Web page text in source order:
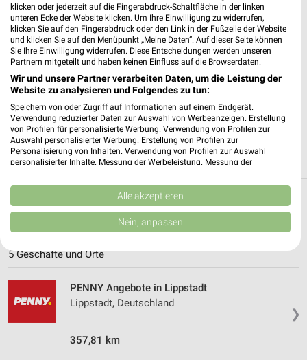
✔Standortgenaue Angebote
✔Folge deinem Lieblingshändler
✔Push-Benachrichtigungen bei neuen Prospekten
Einkaufsliste - Einkauf stressfrei planen
JETZT LADEN UND SPAREN!
Weitere PENNY Geschäfte mit Angeboten in
und um Wadersloh
5 Geschäfte und Orte
❯
PENNY Angebote in Lippstadt
Lippstadt, Deutschland
357,81 km
klicken oder jederzeit auf die Fingerabdruck-Schaltfläche in der linken
unteren Ecke der Website klicken. Um Ihre Einwilligung zu widerrufen,
klicken Sie auf den Fingerabdruck oder den Link in der Fußzeile der Website
und klicken Sie auf den Menüpunkt „Meine Daten“. Auf dieser Seite können
Sie Ihre Einwilligung widerrufen. Diese Entscheidungen werden unseren
Partnern mitgeteilt und haben keinen Einfluss auf die Browserdaten.
Wir und unsere Partner verarbeiten Daten, um die Leistung der
Website zu analysieren und Folgendes zu tun:
Speichern von oder Zugriff auf Informationen auf einem Endgerät.
Verwendung reduzierter Daten zur Auswahl von Werbeanzeigen. Erstellung
von Profilen für personalisierte Werbung. Verwendung von Profilen zur
Auswahl personalisierter Werbung. Erstellung von Profilen zur
Personalisierung von Inhalten. Verwendung von Profilen zur Auswahl
personalisierter Inhalte. Messung der Werbeleistung. Messung der
Kombinationen von Daten aus verschiedenen Quellen. Entwicklung und
Verbesserung der Angebote. Verwendung reduzierter Daten zur Auswahl
von Inhalten.
Daten können außerhalb der Europäischen Union weitergegeben und in die
Website/App.
Wir nutzen Ihre Daten für folgende Zwecke:
IAB-Verarbeitungszwecke:
auf einem Endgerät
Alle akzeptieren
Nein, anpassen